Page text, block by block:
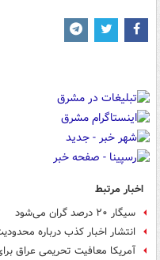
اخبار مرتبط
سیگار ۲۰ درصد گران می‌شود
انتشار اخبار کذب درباره
آمریکا معافیت تحریمی عراق